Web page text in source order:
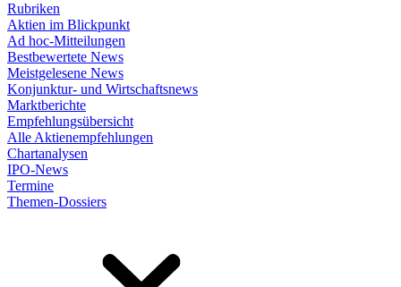
Rubriken
Aktien im Blickpunkt
Ad hoc-Mitteilungen
Bestbewertete News
Meistgelesene News
Konjunktur- und Wirtschaftsnews
Marktberichte
Empfehlungsübersicht
Alle Aktienempfehlungen
Chartanalysen
IPO-News
Termine
Themen-Dossiers